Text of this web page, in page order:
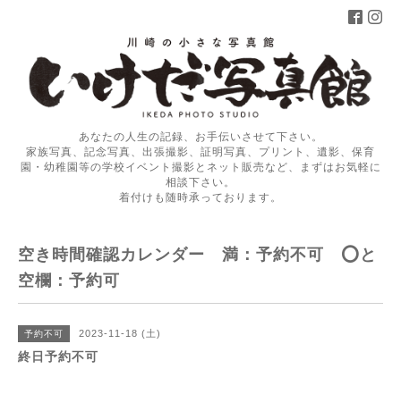
あなたの人生の記録、お手伝いさせて下さい。
家族写真、記念写真、出張撮影、証明写真、プリント、遺影、保育
園・幼稚園等の学校イベント撮影とネット販売など、まずはお気軽に
相談下さい。
着付けも随時承っております。
空き時間確認カレンダー 満：予約不可 ⭕️と
空欄：予約可
予約不可 2023-11-18 (土)
終日予約不可